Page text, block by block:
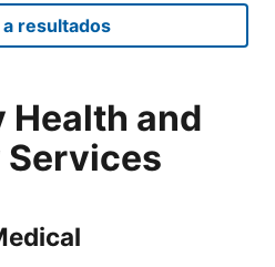
resultados
Health and
Services